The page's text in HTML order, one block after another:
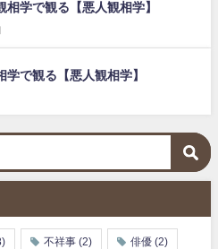
相学で観る【悪人観相学】
学で観る【悪人観相学】
不祥事 (2) 俳優 (2)